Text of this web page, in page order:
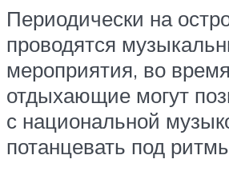
Периодически на
проводятся
мероприятия, во
отдыхающие могут
с национальной
потанцевать под